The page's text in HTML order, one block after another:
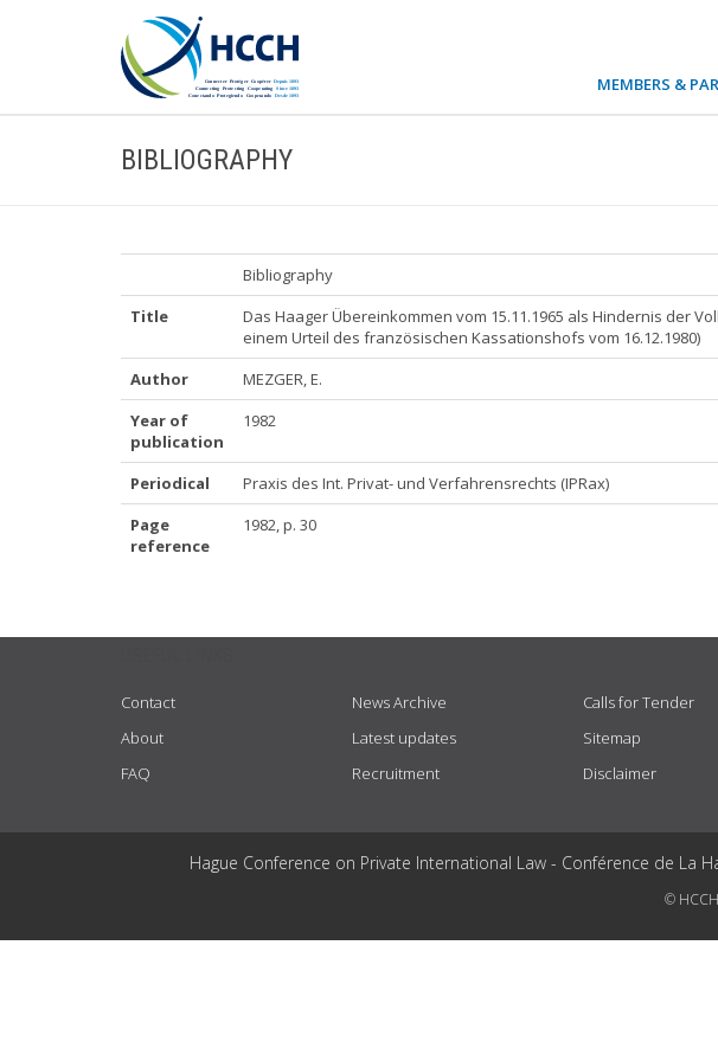
MEMBERS &
BIBLIOGRAPHY
Bibliography
Title
Das Haager Übereinkommen vom 15.11.1965 als Hindernis der
einem Urteil des französischen Kassationshofs vom 16.12.1980)
Author
MEZGER, E.
Year of
publication
1982
Periodical
Praxis des Int. Privat- und Verfahrensrechts (IPRax)
Page
reference
1982, p. 30
Contact
About
FAQ
News Archive
Latest updates
Recruitment
Calls for Tender
Sitemap
Disclaimer
Hague Conference on Private International Law - Conférence de La
©